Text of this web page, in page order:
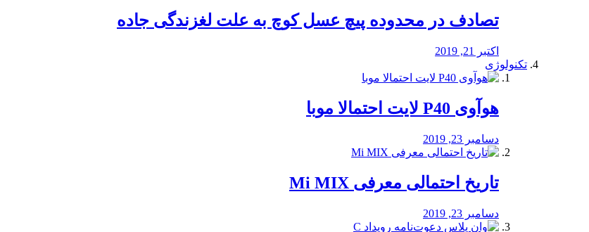
تصادف در محدوده پیچ عسل کوچ به علت لغزندگی جاده
اکتبر 21, 2019
تکنولوژی
هوآوی P40 لایت احتمالا موبا
دسامبر 23, 2019
تاریخ احتمالی معرفی Mi MIX
دسامبر 23, 2019